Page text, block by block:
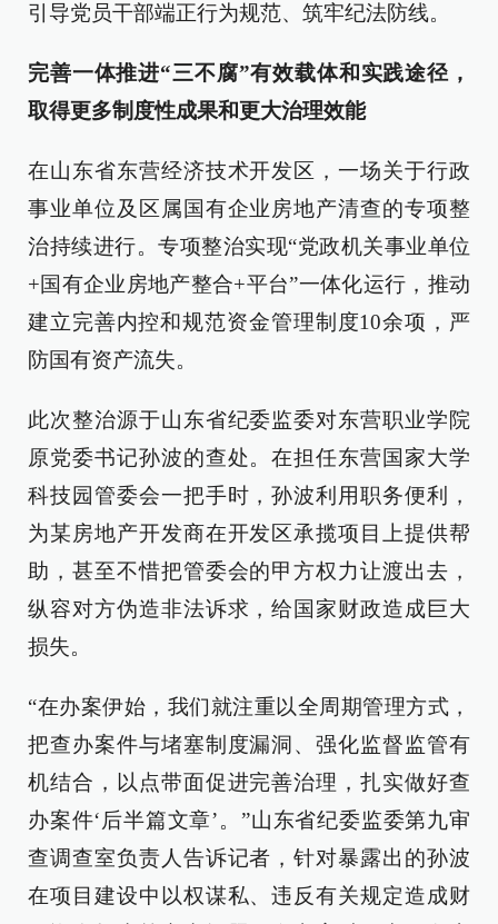
引导党员干部端正行为规范、筑牢纪法防线。
完善一体推进“三不腐”有效载体和实践途径，
取得更多制度性成果和更大治理效能
在山东省东营经济技术开发区，一场关于行政
事业单位及区属国有企业房地产清查的专项整
治持续进行。专项整治实现“党政机关事业单位
+国有企业房地产整合+平台”一体化运行，推动
建立完善内控和规范资金管理制度10余项，严
防国有资产流失。
此次整治源于山东省纪委监委对东营职业学院
原党委书记孙波的查处。在担任东营国家大学
科技园管委会一把手时，孙波利用职务便利，
为某房地产开发商在开发区承揽项目上提供帮
助，甚至不惜把管委会的甲方权力让渡出去，
纵容对方伪造非法诉求，给国家财政造成巨大
损失。
“在办案伊始，我们就注重以全周期管理方式，
把查办案件与堵塞制度漏洞、强化监督监管有
机结合，以点带面促进完善治理，扎实做好查
办案件‘后半篇文章’。”山东省纪委监委第九审
查调查室负责人告诉记者，针对暴露出的孙波
在项目建设中以权谋私、违反有关规定造成财